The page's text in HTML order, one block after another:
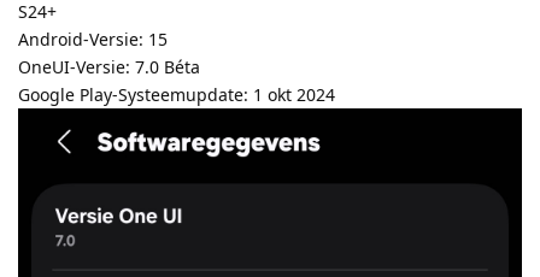
S24+
Android-Versie: 15
OneUI-Versie: 7.0 Béta
Google Play-Systeemupdate: 1 okt 2024